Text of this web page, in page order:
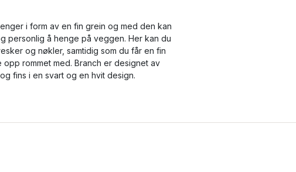
i form av en fin grein og med den kan
personlig å henge på veggen. Her kan du
og nøkler, samtidig som du får en fin
rommet med. Branch er designet av
fins i en svart og en hvit design.